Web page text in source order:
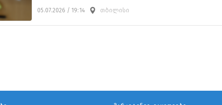
ამოხსნა; 🔹 სკოლის პროგრამის სრულყოფილად გავლა;
ოს მასალა, არამედ სიღრმისეულად გაიგოს
05.07.2026 / 19:14 თბილისი